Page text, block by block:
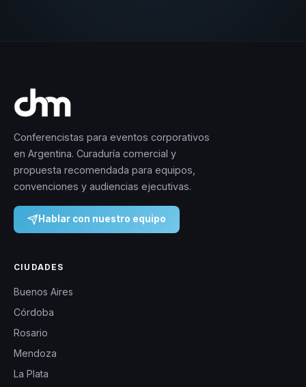
Conferencistas para eventos corporativos
en Argentina. Curaduría comercial y
propuesta recomendada para equipos,
convenciones y audiencias ejecutivas.
Hablar con nuestro equipo
CIUDADES
Buenos Aires
Córdoba
Rosario
Mendoza
La Plata